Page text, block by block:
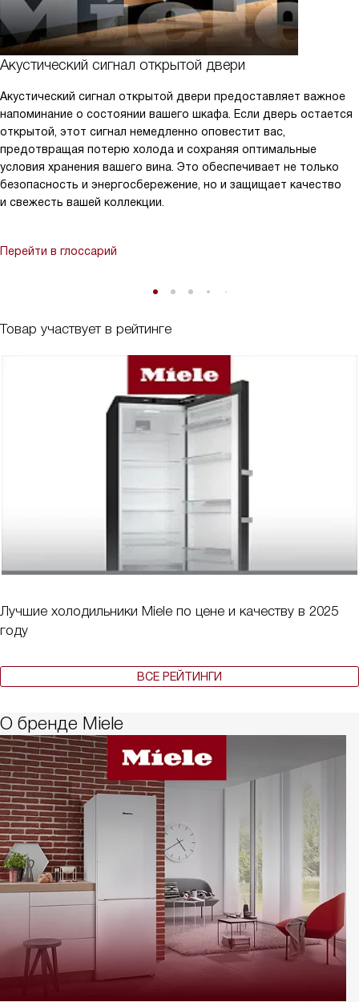
Товар участвует в рейтинге
Лучшие холодильники Miele по цене и качеству в 2025
году
ВСЕ РЕЙТИНГИ
Акустический сигнал открытой двери
Акустический сигнал открытой двери предоставляет важное
напоминание о состоянии вашего шкафа. Если дверь остается
открытой, этот сигнал немедленно оповестит вас,
предотвращая потерю холода и сохраняя оптимальные
условия хранения вашего вина. Это обеспечивает не только
безопасность и энергосбережение, но и защищает качество
и свежесть вашей коллекции.
Перейти в глоссарий
О бренде Miele